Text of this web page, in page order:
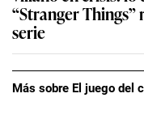
“Stranger
serie
Más sobre El juego del